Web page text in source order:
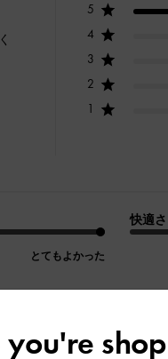
5
4
3
2
1
とてもよかった
快適さ
you're